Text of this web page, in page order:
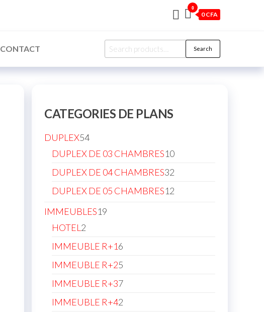
0
0 CFA
CONTACT
Search
for:
Search
CATEGORIES DE PLANS
DUPLEX5454
products
DUPLEX DE 03 CHAMBRES1010
DUPLEX DE 04 CHAMBRES32
DUPLEX DE 05 CHAMBRES12
IMMEUBLES19
HOTEL 2
products
IMMEUBLE R+16
IMMEUBLE R+25
products
IMMEUBLE R+377
IMMEUBLE R+42